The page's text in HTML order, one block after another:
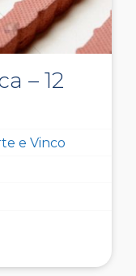
– 12
e Vinco